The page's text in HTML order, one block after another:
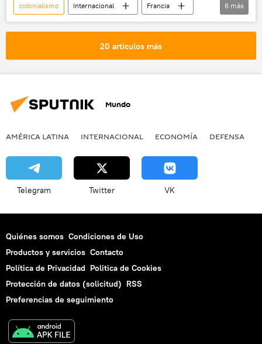
colonialismo Internacional
Francia
🌍 África
💬 Opinión y Análisis
antiimperialismo
Nueva Caledonia
6 más
20 artículos más
Mundo
AMÉRICA LATINA INTERNACIONAL ECONOMÍA DEFENSA
Telegram Twitter VK
Quiénes somos Condiciones de Uso
Productos y servicios Contacto
Política de Privacidad Politica de Cookies
Protección de datos (solicitud) RSS
Preferencias de seguimiento